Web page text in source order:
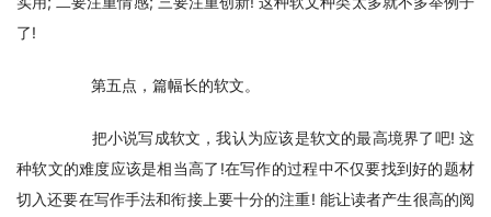
了!
第五点，篇幅长的软文。
把小说写成软文，我认为应该是软文的最高境界了吧! 这
种软文的难度应该是相当高了!在写作的过程中不仅要找到好的题材
切入还要在写作手法和衔接上要十分的注重! 能让读者产生很高的阅